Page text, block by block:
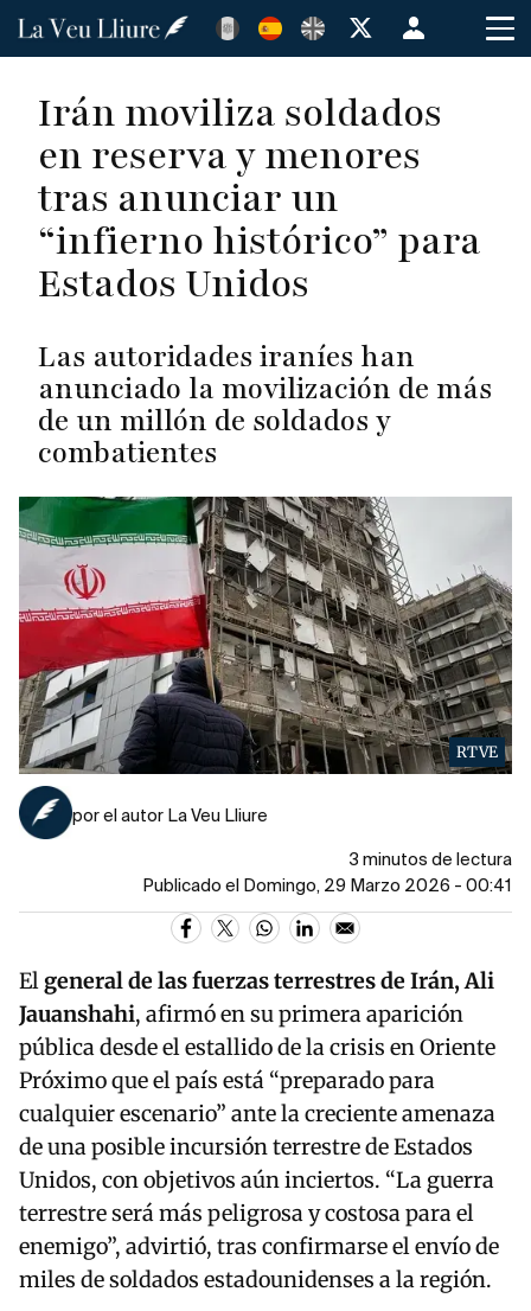
Pasar
principal
Menú
de
cuenta
de
usuario
Irán moviliza soldados
en reserva y menores
tras anunciar un
“infierno histórico” para
Estados Unidos
Las autoridades iraníes han
anunciado la movilización de más
de un millón de soldados y
combatientes
RTVE
por el autor La Veu Lliure
3 minutos de lectura
Publicado el Domingo, 29 Marzo 2026 - 00:41
Elgeneral de las fuerzas terrestres de Irán, Ali
Jauanshahi, afirmó en su primera aparición
pública desde el estallido de la crisis en Oriente
Próximo que el país está “preparado para
cualquier escenario” ante la creciente amenaza
de una posible incursión terrestre de Estados
Unidos, con objetivos aún inciertos. “La guerra
terrestre será más peligrosa y costosa para el
enemigo”, advirtió, tras confirmarse el envío de
miles de soldados estadounidenses a la región.